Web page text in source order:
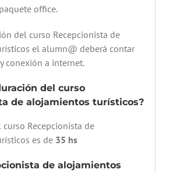
office.
del curso Recepcionista de
el alumn@ deberá contar
conexión a internet.
del curso
de alojamientos turísticos?
Recepcionista de
es de35 hs
de alojamientos